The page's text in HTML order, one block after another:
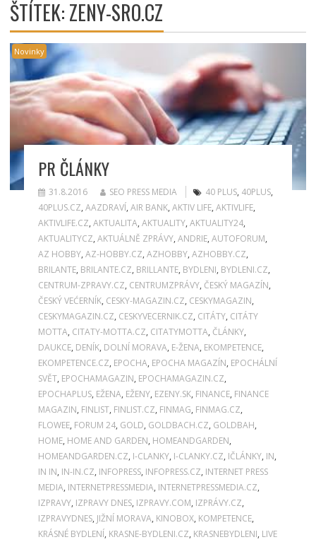
ŠTÍTEK:ZENY-SRO.CZ
Novinky
PR ČLÁNKY
31.8.2016 SEO PRESS MEDIA 40 PLUS, 40PLUS,
40PLUS.CZ, AAZDRAVÍ, AIR BANK, AKTIV LIFE, AKTIVLIFE,
AKTIVLIFE.CZ, AKTUALITA, AKTUALITY, AKTUALITY24,
AKTUALITYCZ, AKTUÁLNĚ ZPRÁVY, ANDRIE, AUTOFORUM,
AZ HOBBY, AZ-HOBBY.CZ, AZHOBBY, AZHOBBY.CZ,
BRILANTE, BRILANTE.CZ, BRILLANTE, BYDLENI, BYDLENI.CZ,
CENTRUM-ZPRAVY.CZ, CENTRUMZPRÁVY, ČESKÝ MAGAZÍN,
ČESKÝ VEĆERNÍK, CESKY-MAGAZIN.CZ, CESKYMAGAZIN,
CESKYMAGAZIN.CZ, CESKYVECERNIK.CZ, CITÁTY, CITÁTY
MOTTA, CITATY-MOTTA.CZ, CITATYMOTTA, ČLÁNKY,
DAUKCE, DENÍK, DOLNÍ MORAVA, E-ŽENA, EKOMPETENCE,
EKOMPETENCE.CZ, EPOCHA, EPOCHA MAGAZÍN, EPOCHÁLNÍ
SVĚT, EPOCHAMAGAZIN, EPOCHAMAGAZIN.CZ,
EPOCHAPLUS, EŽENA, EŽENY, EZENY.SK, FINANCE, FINANCE
MAGAZIN, FINLIST, FINLIST.CZ, FINMAG, FINMAG.CZ,
FLOWEE, FORUM 24, GOLD, GOLDBACH.CZ, GOLDBAH,
HOME, HOME AND GARDEN, HOMEANDGARDEN,
HOMEANDGARDEN.CZ, I-CLANKY, I-CLANKY.CZ, IČLÁNKY, IN,
IN IN, IN-IN.CZ, INFOPRESS, INFOPRESS.CZ, INTERNET PRESS
MEDIA, INTERNETPRESSMEDIA, INTERNETPRESSMEDIA.CZ,
IZPRAVY, IZPRAVY DNES, IZPRAVY.COM, IZPRÁVY.CZ,
IZPRAVYDNES, JIŽNÍ MORAVA, KINOBOX, KOMPETENCE,
KRÁSNÉ BYDLENÍ, KRASNE-BYDLENI.CZ, KRASNEBYDLENI, LIVE